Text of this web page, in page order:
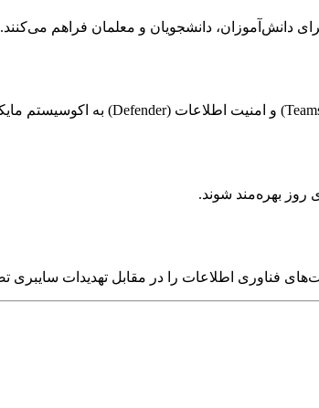
دانش‌آموزان، دانشجویان و معلمان فراهم می‌کنند.